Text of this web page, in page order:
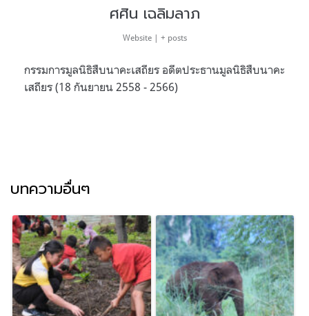
ศศิน เฉลิมลาภ
Website | + posts
กรรมการมูลนิธิสืบนาคะเสถียร อดีตประธานมูลนิธิสืบนาคะ
เสถียร (18 กันยายน 2558 - 2566)
บทความอื่นๆ